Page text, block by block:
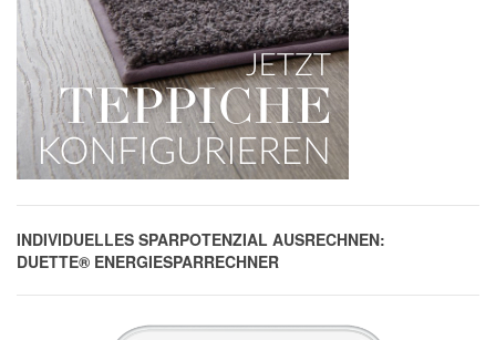
INDIVIDUELLES SPARPOTENZIAL AUSRECHNEN:
DUETTE® ENERGIESPARRECHNER